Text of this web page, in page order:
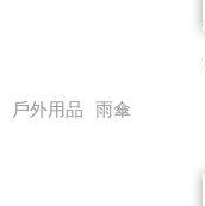
戶外用品
雨傘